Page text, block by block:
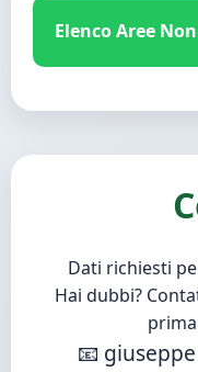
Elenco Aree
Riserve Naturali
Eccellenze
Patrimonio
archeologiche e
Beni Culturali.
Dati richiesti
Hai dubbi?
📧